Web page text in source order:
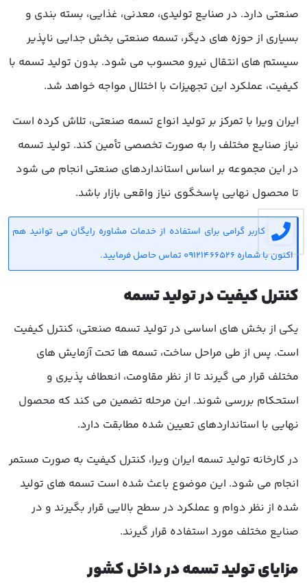
صنعتی دارد. در صنایع تولیدی، معدنی، غذایی، بسته بندی و
بسیاری از حوزه های دیگر، تسمه صنعتی بخش جدایی ناپذیر
سیستم های انتقال نیرو محسوب می شود. بدون تولید تسمه با
کیفیت، عملکرد این تجهیزات با اختلال مواجه خواهد شد.
ایران ویرا با تمرکز بر تولید انواع تسمه صنعتی، تلاش کرده است
نیاز صنایع مختلف را به صورت تخصصی تأمین کند. تولید تسمه
در این مجموعه بر اساس استانداردهای صنعتی انجام می شود
تا محصول نهایی پاسخگوی نیاز واقعی بازار باشد.
کاربر گرامی برای استفاده از خدمات مشاوره رایگان می توانید هم
اکنون با شماره 09121466526 تماس حاصل فرمایید.
کنترل کیفیت در تولید تسمه
یکی از بخش های اساسی در تولید تسمه صنعتی، کنترل کیفیت
است. پس از طی مراحل ساخت، تسمه ها تحت آزمایش های
مختلف قرار می گیرند تا از نظر مقاومت، انعطاف پذیری و
استحکام بررسی شوند. این مرحله تضمین می کند که محصول
نهایی با استانداردهای تعیین شده مطابقت دارد.
در کارخانه تولید تسمه ایران ویرا، کنترل کیفیت به صورت مستمر
انجام می شود. این موضوع باعث شده است تسمه های تولید
شده از نظر دوام و عملکرد در سطح بالایی قرار بگیرند و در
صنایع مختلف مورد استفاده قرار گیرند.
مزایای تولید تسمه در داخل کشور